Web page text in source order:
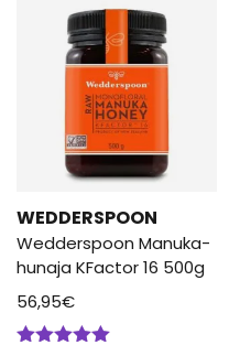
WEDDERSPOON
Wedderspoon Manuka-
hunaja KFactor 16 500g
56,95€